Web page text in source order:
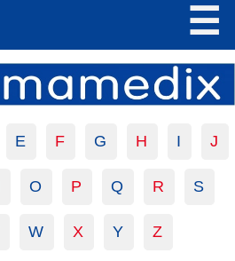
☰
E F G H I J
O P Q R S
W X Y Z